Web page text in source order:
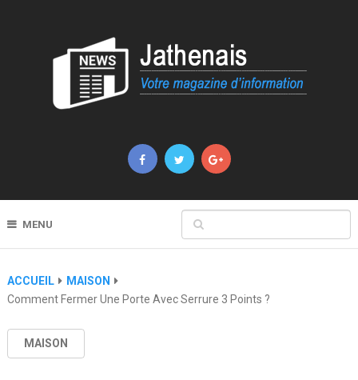
MENU
ACCUEIL
MAISON
Comment Fermer Une Porte Avec Serrure 3 Points ?
MAISON